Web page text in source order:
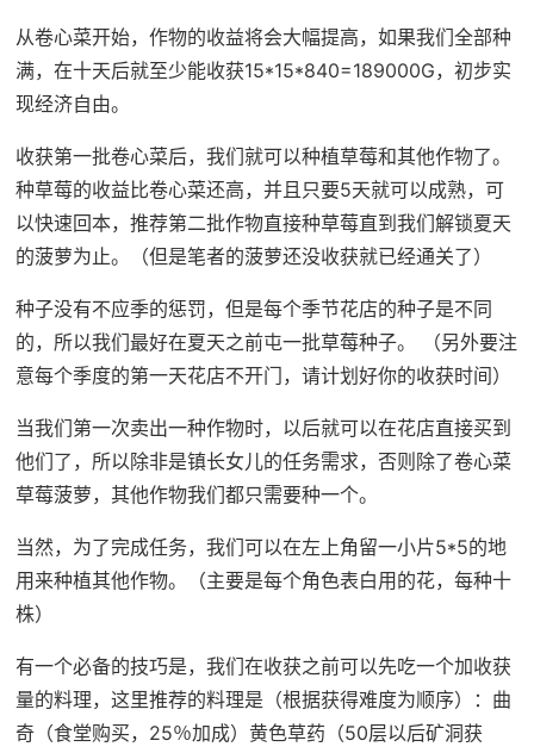
从卷心菜开始，作物的收益将会大幅提高，如果我们全部种
满，在十天后就至少能收获15*15*840=189000G，初步实
现经济自由。
收获第一批卷心菜后，我们就可以种植草莓和其他作物了。
种草莓的收益比卷心菜还高，并且只要5天就可以成熟，可
以快速回本，推荐第二批作物直接种草莓直到我们解锁夏天
的菠萝为止。（但是笔者的菠萝还没收获就已经通关了）
种子没有不应季的惩罚，但是每个季节花店的种子是不同
的，所以我们最好在夏天之前屯一批草莓种子。 （另外要注
意每个季度的第一天花店不开门，请计划好你的收获时间）
当我们第一次卖出一种作物时，以后就可以在花店直接买到
他们了，所以除非是镇长女儿的任务需求，否则除了卷心菜
草莓菠萝，其他作物我们都只需要种一个。
当然，为了完成任务，我们可以在左上角留一小片5*5的地
用来种植其他作物。（主要是每个角色表白用的花，每种十
株）
有一个必备的技巧是，我们在收获之前可以先吃一个加收获
量的料理，这里推荐的料理是（根据获得难度为顺序）：曲
奇（食堂购买，25％加成）黄色草药（50层以后矿洞获